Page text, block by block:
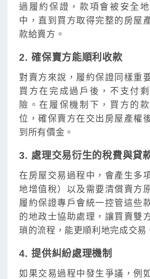
過履約保證，款項會被安全
中，直到買方取得完整的房屋
款給賣方。
2. 確保賣方能順利收款
對賣方來說，履約保證同樣重
買方在完成過戶後，不支付
險。在履保機制下，買方的
位，確保賣方在交出房屋產權
到所有價金。
3. 處理交易衍生的稅費與貸
在房屋交易過程中，會產生多
地增值稅）以及需要清償賣方
履約保證專戶會統一控管這些
的地政士協助處理，讓買賣雙
瑣的流程，能更順利地完成交易
4. 提供糾紛處理機制
如果交易過程中發生爭議，例